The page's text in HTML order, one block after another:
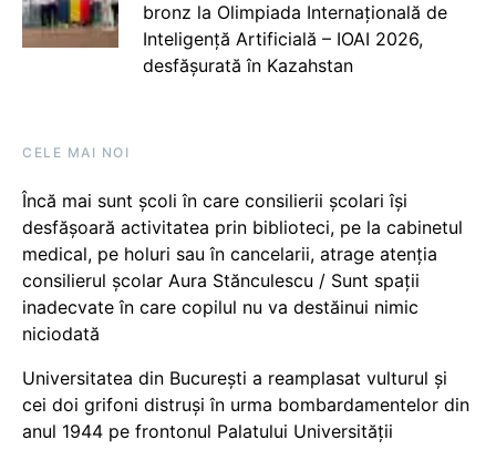
bronz la Olimpiada Internațională de
Inteligență Artificială – IOAI 2026,
desfășurată în Kazahstan
CELE MAI NOI
Încă mai sunt școli în care consilierii școlari își
desfășoară activitatea prin biblioteci, pe la cabinetul
medical, pe holuri sau în cancelarii, atrage atenția
consilierul școlar Aura Stănculescu / Sunt spații
inadecvate în care copilul nu va destăinui nimic
niciodată
Universitatea din București a reamplasat vulturul și
cei doi grifoni distruși în urma bombardamentelor din
anul 1944 pe frontonul Palatului Universității